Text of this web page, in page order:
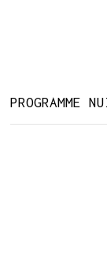
PROGRAMME